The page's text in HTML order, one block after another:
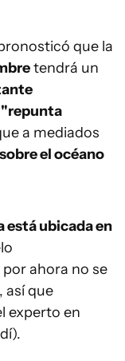
que la
tendrá un
"repunta
a mediados
el océano
está ubicada en
ahora no se
así que
experto en